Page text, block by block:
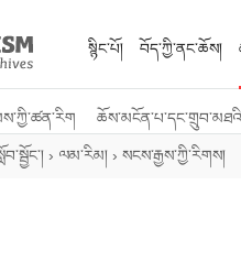
སྙིང་པོ། བོད་ཀྱི་ནང་ཆོས།
› ལམ་རིམ། › སངས་རྒྱས་ཀྱི་རིགས།